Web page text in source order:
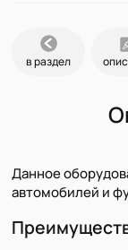
в раздел
Данное
автомобилей и